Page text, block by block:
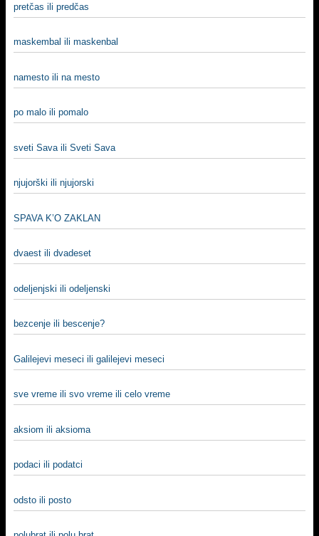
pretčas ili predčas
maskembal ili maskenbal
namesto ili na mesto
po malo ili pomalo
sveti Sava ili Sveti Sava
njujorški ili njujorski
SPAVA K’O ZAKLAN
dvaest ili dvadeset
odeljenjski ili odeljenski
bezcenje ili bescenje?
Galilejevi meseci ili galilejevi meseci
sve vreme ili svo vreme ili celo vreme
aksiom ili aksioma
podaci ili podatci
odsto ili posto